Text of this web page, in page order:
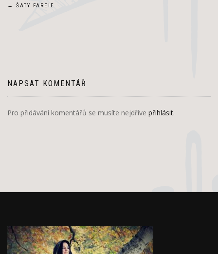
Navigace
← ŠATY FAREIE
NAPSAT KOMENTÁŘ
Pro přidávání komentářů se musíte nejdříve přihlásit.